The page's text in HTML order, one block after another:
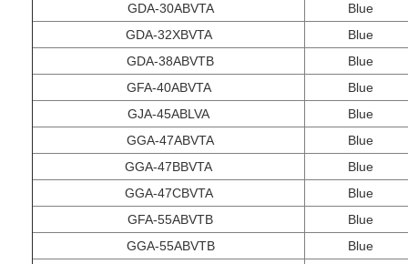
GDA-30ABVTA
Blue
GDA-32XBVTA
Blue
GDA-38ABVTB
Blue
GFA-40ABVTA
Blue
GJA-45ABLVA
Blue
GGA-47ABVTA
Blue
GGA-47BBVTA
Blue
GGA-47CBVTA
Blue
GFA-55ABVTB
Blue
GGA-55ABVTB
Blue